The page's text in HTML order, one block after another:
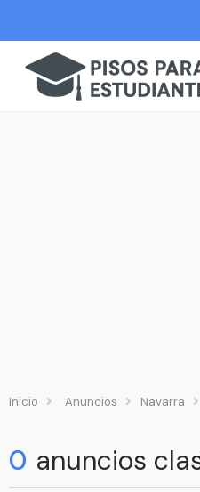
Inicio Anuncios Navarra
0 anuncios